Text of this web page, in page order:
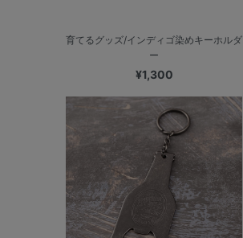
育てるグッズ/インディゴ染めキーホルダ
ー
¥1,300